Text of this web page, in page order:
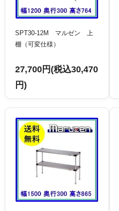
SPT30-12M マルゼン 上
棚（可変仕様）
27,700円(税込30,470
円)